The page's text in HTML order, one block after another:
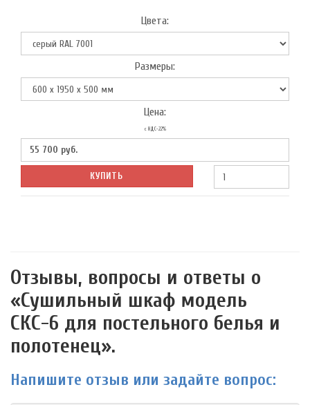
Цвета:
Размеры:
Цена:
с НДС-22%
55 700 руб.
КУПИТЬ
Отзывы, вопросы и ответы о
«Сушильный шкаф модель
СКС-6 для постельного белья и
полотенец».
Напишите отзыв или задайте вопрос: